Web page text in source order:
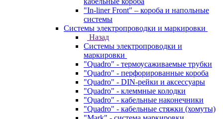
"In-liner Front" – короба и напольные
системы
Системы электропроводки и маркировки
Назад
Системы электропроводки и
маркировки
"Quadro" - термоусаживаемые трубки
"Quadro" - перфорированные короба
"Quadro" - DIN-рейки и аксессуары
"Quadro" - клеммные колодки
"Quadro" - кабельные наконечники
"Quadro" - кабельные стяжки (хомуты)